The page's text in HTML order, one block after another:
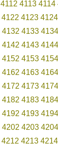
4112 4113 4114
4122 4123 4124
4132 4133 4134
4142 4143 4144
4152 4153 4154
4162 4163 4164
4172 4173 4174
4182 4183 4184
4192 4193 4194
4202 4203 4204
4212 4213 4214